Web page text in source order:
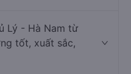
Lý - Hà Nam từ
tốt, xuất sắc,